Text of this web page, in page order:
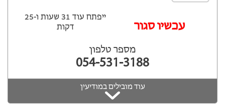
עכשיו סגור
ייפתח עוד 31 שעות ‫ו-25
דקות
מספר טלפון
054-531-3188
עוד מובילים במודיעין